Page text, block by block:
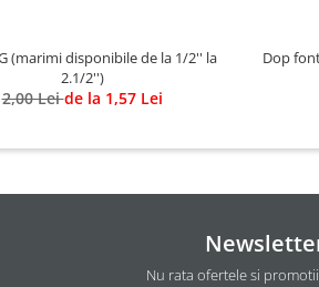
(marimi disponibile de la 1/2'' la
2.1/2'')
2,00 Leide la 1,57 Lei
Dop
Nu rata ofertele si